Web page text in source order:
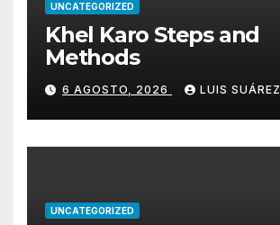
UNCATEGORIZED
Khel Karo Steps and
Methods
6 AGOSTO, 2026 LUIS SUÁREZ
UNCATEGORIZED